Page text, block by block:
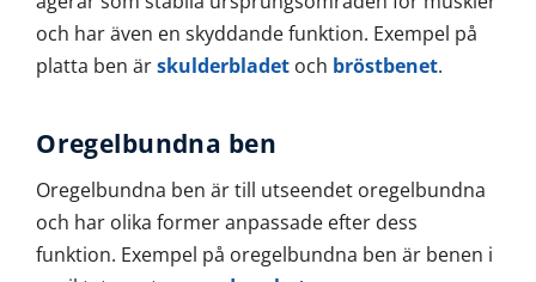
och har även en skyddande funktion. Exempel på
platta ben ärskulderbladet och bröstbenet.
Oregelbundna ben
Oregelbundna ben är till utseendet oregelbundna
och har olika former anpassade efter dess
funktion. Exempel på oregelbundna ben är benen i